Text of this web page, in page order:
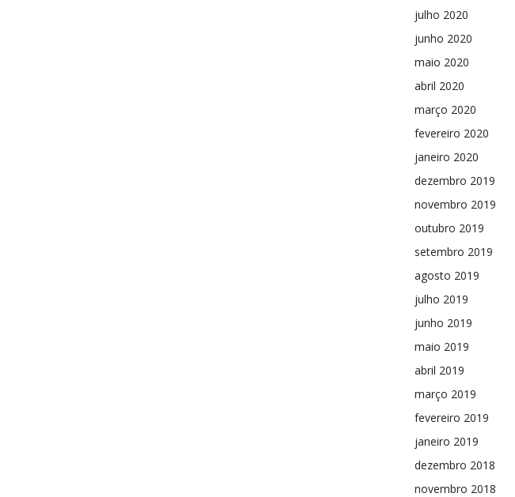
julho 2020
junho 2020
maio 2020
abril 2020
março 2020
fevereiro 2020
janeiro 2020
dezembro 2019
novembro 2019
outubro 2019
setembro 2019
agosto 2019
julho 2019
junho 2019
maio 2019
abril 2019
março 2019
fevereiro 2019
janeiro 2019
dezembro 2018
novembro 2018